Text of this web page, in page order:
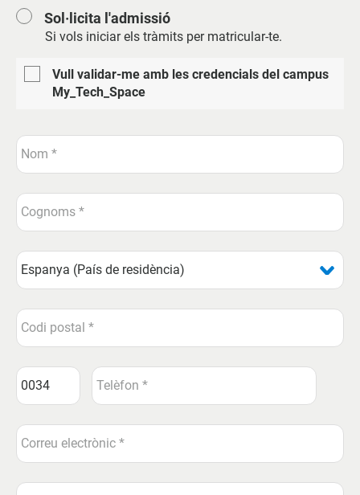
Sol·licita l'admissió
Si vols iniciar els tràmits per matricular-te.
Vull validar-me amb les credencials del campus
My_Tech_Space